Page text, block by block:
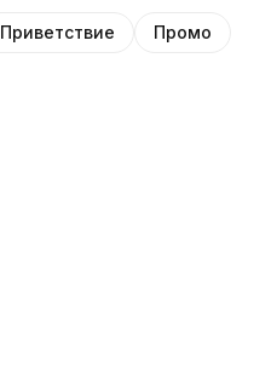
Приветствие Промо